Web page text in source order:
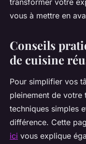
transformer votre
vous à mettre en
Conseils
de cuisine
Pour simplifier vos
pleinement de votre
techniques simples
différence. Cette
ici vous explique